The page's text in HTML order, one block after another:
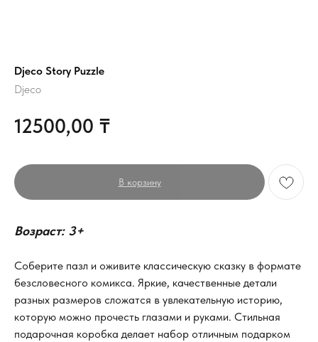
Djeco Story Puzzle
Djeco
12500,00 ₸
В корзину
Возраст: 3+
Соберите пазл и оживите классическую сказку в формате
безсловесного комикса. Яркие, качественные детали
разных размеров сложатся в увлекательную историю,
которую можно прочесть глазами и руками. Стильная
подарочная коробка делает набор отличным подарком